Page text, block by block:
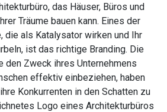
das Häuser, Büros und
Träume bauen kann. Eines der
die als Katalysator wirken und Ihr
ist das richtige Branding. Die
den Zweck ihres Unternehmens
effektiv einbeziehen, haben
Konkurrenten in den Schatten zu
Logo eines Architekturbüros